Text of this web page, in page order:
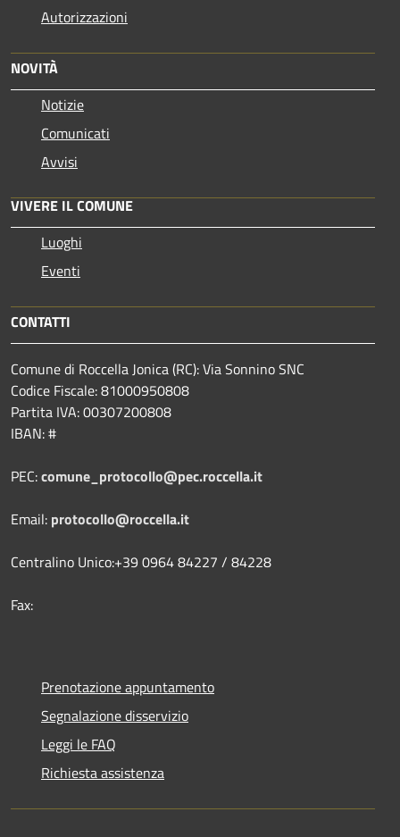
Autorizzazioni
NOVITÀ
Notizie
Comunicati
Avvisi
VIVERE IL COMUNE
Luoghi
Eventi
CONTATTI
Comune di Roccella Jonica (RC): Via Sonnino SNC
Codice Fiscale: 81000950808
Partita IVA: 00307200808
IBAN: #
PEC:comune_protocollo@pec.roccella.it
Email: protocollo@roccella.it
Centralino Unico:+39 0964 84227 / 84228
Fax:
Prenotazione appuntamento
Segnalazione disservizio
Leggi le FAQ
Richiesta assistenza